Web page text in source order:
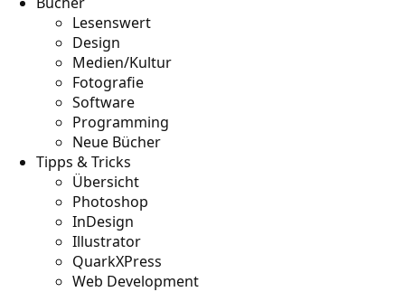
Lesenswert
Design
Medien/Kultur
Fotografie
Software
Programming
Neue Bücher
Tipps & Tricks
Übersicht
Photoshop
InDesign
Illustrator
QuarkXPress
Web Development